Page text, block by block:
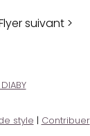
suivant >
style | Contribuer